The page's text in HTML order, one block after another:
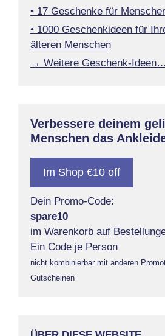
• 17 Geschenke für
• 1000 Geschenkideen für
älteren Menschen
→ Weitere Geschenk-Ideen…
Verbessere deinem
Menschen das
Im Shop €10 off
Dein Promo-Code:
spare10
im Warenkorb auf
Ein Code je Person
nicht kombinierbar mit anderen
Gutscheinen